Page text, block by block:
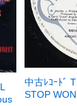
中古ﾚｺｰﾄﾞ
STOP